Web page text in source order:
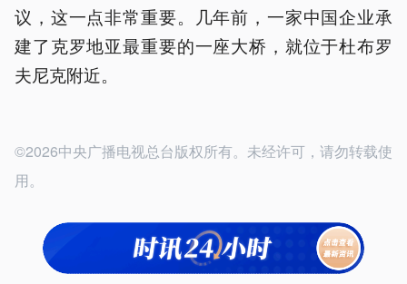
议，这一点非常重要。几年前，一家中国企业承
建了克罗地亚最重要的一座大桥，就位于杜布罗
夫尼克附近。
©2026中央广播电视总台版权所有。未经许可，请勿转载使
用。